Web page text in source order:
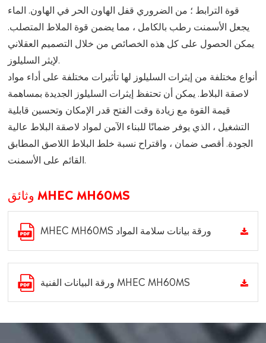
قوة الترابط ؛ من الضروري قفل الهاون الحر في الهاون. الماء
يجعل الأسمنت رطب بالكامل ، مما يضمن قوة الملاط المتصلب.
يمكن الحصول على كل هذه الخصائص من خلال التصميم العقلاني
أنواع مختلفة من إيثرات السليلوز لها تأثيرات مختلفة على أداء مواد
لاصقة البلاط. يمكن أن تحتفظ إيثرات السليلوز الجديدة بمساهمة
قيمة القوة مع زيادة وقت الفتح قدر الإمكان وتحسين قابلية
التشغيل ، الذي يوفر ضمانًا للبناء الآمن لمواد لاصقة البلاط عالية
الجودة. أقصى ضمان ، واقتراح نسبة خلط البلاط اللاصق المطابق
وثائق MHEC MH60MS
MHEC MH60MS ورقة بيانات سلامة المواد
ورقة البيانات الفنية MHEC MH60MS